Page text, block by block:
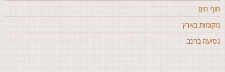
הים
בארץ
ברכב